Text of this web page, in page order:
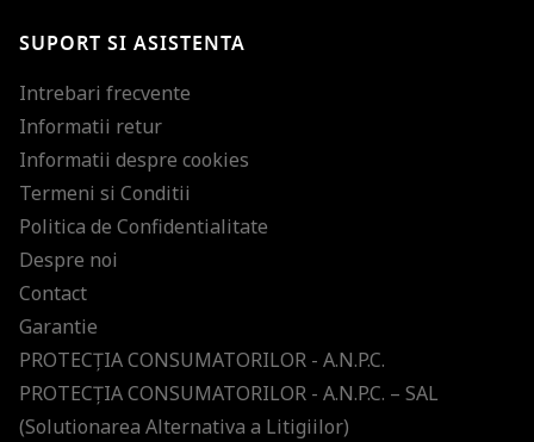
SUPORT SI ASISTENTA
Intrebari frecvente
Informatii retur
Informatii despre cookies
Termeni si Conditii
Politica de Confidentialitate
Despre noi
Contact
Garantie
PROTECŢIA CONSUMATORILOR - A.N.P.C.
PROTECŢIA CONSUMATORILOR - A.N.P.C. – SAL
(Solutionarea Alternativa a Litigiilor)